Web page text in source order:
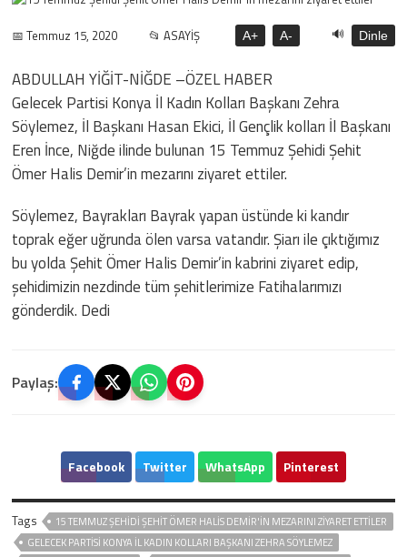
📅 Temmuz 15, 2020 📂 ASAYİŞ A+ A- 🔊 Dinle
ABDULLAH YİĞİT-NİĞDE –ÖZEL HABER
Gelecek Partisi Konya İl Kadın Kolları Başkanı Zehra
Söylemez, İl Başkanı Hasan Ekici, İl Gençlik kolları İl Başkanı
Eren İnce, Niğde ilinde bulunan 15 Temmuz Şehidi Şehit
Ömer Halis Demir’in mezarını ziyaret ettiler.
Söylemez, Bayrakları Bayrak yapan üstünde ki kandır
toprak eğer uğrunda ölen varsa vatandır. Şiarı ile çıktığımız
bu yolda Şehit Ömer Halis Demir’in kabrini ziyaret edip,
şehidimizin nezdinde tüm şehitlerimize Fatihalarımızı
gönderdik. Dedi
Paylaş:
Facebook Twitter WhatsApp Pinterest
Tags
15 TEMMUZ ŞEHIDI ŞEHIT ÖMER HALIS DEMIR'IN MEZARINI ZIYARET ETTILER
GELECEK PARTISI KONYA İL KADIN KOLLARI BAŞKANI ZEHRA SÖYLEMEZ